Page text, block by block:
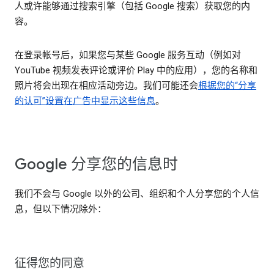
人或许能够通过搜索引擎（包括 Google 搜索）获取您的内
容。
在登录帐号后，如果您与某些 Google 服务互动（例如对
YouTube 视频发表评论或评价 Play 中的应用），您的名称和
照片将会出现在相应活动旁边。我们可能还会根据您的“分享
的认可”设置在广告中显示这些信息。
Google 分享您的信息时
我们不会与 Google 以外的公司、组织和个人分享您的个人信
息，但以下情况除外：
征得您的同意